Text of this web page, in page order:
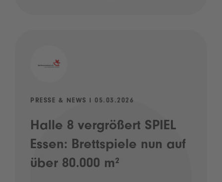
PRESSE & NEWS I 05.03.2026
Halle 8 vergrößert SPIEL
Essen: Brettspiele nun auf
über 80.000 m²